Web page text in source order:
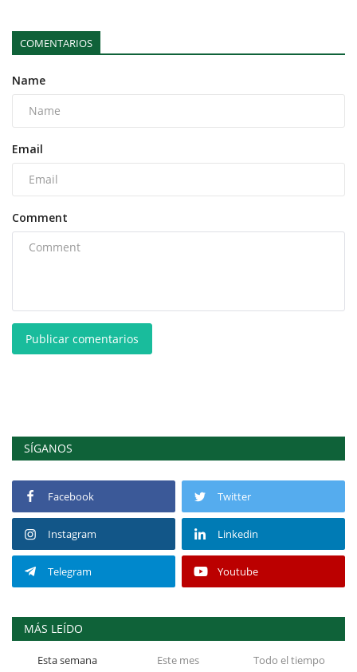
COMENTARIOS
Name
Email
Comment
Publicar comentarios
SÍGANOS
Facebook Twitter
Instagram Linkedin
Telegram Youtube
MÁS LEÍDO
Esta semana Este mes Todo el tiempo